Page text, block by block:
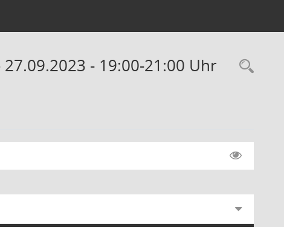
- 19:00-21:00 Uhr